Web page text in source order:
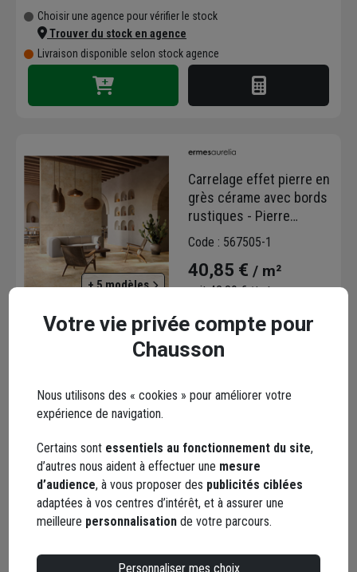
Choisir une agence pour vérifier le stock
Trouver du stock en agence
Livraison disponible selon stock agence
+ 5 modèles
Carrelage effet pierre en
grès cérame avec bords
rustiques - Pierre
Éternelle GRIP R11B -
9,00 mm - Beige
Code : 567505-1
40,85 € / m²
soit42,89 €/ boîte
Choisir une agence pour vérifier le stock
Trouver du stock en agence
Carrelage effet pierre en
grès cérame avec bords
rustiques - Pierre
50,0 cm x 50,00 cm - ép.
Code : 567497-1
Votre vie privée compte pour
Chausson
Nous utilisons des « cookies » pour améliorer votre
expérience de navigation.
Certains sont essentiels au fonctionnement du site,
d’autres nous aident à effectuer une mesure
d’audience, à vous proposer des publicités ciblées
adaptées à vos centres d’intérêt, et à assurer une
meilleure personnalisation de votre parcours.
Personnaliser mes choix